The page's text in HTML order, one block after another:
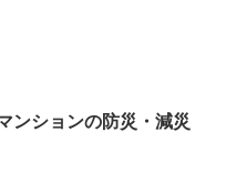
ンションの防災・減災